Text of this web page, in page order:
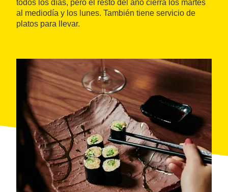
todos los días, pero el resto del año cierra los martes
al mediodía y los lunes. También tiene servicio de
platos para llevar.